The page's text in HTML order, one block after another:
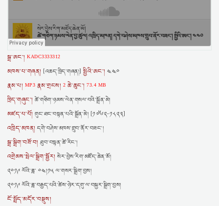
སྒྲ་ཨང་།KADC3333312
མཁས་པ་གཞན། [འཆད་ཁྲིད་གཞན།]སྤྱིའི་ཨང་། ༤༤༠
རྣམ་པ། MP3 རྣམ་གྲངས། 2 ཆེ་ཆུང་། 73.4 MB
ཁྲིད་གཞུང་། ཚེ་གཅིག་ཉམས་ལེན་གསལ་བའི་སྒྲོན་མེ།
མཛད་པ་པོ། གུང་ཐང་བསྟན་པའི་སྒྲོན་མེ། [༡༧༦༢-༡༨༢༣]
འཁྲིད་མཁན། དགེ་བཤེས་མཁས་གྲུབ་ནོར་བཟང་།
སྒྲ་སྒྲིག་བཟོ་བ། ཐུབ་བསྟན་ཚེ་རིང་།
འགྲེམས་སྤེལ་སྒྲིག་སྦྱོར། སེར་བྱེས་རིག་མཛོད་ཆེན་མོ།
༢༠༡༩ ལོའི་ཟླ་ ༠༤།༡༥ ལ་གསར་སྒྲིག་བྱས།
༢༠༡༩ ལོའི་ཟླ་བརྒྱད་པའི་ཚེས་ཉེར་དགུ་ལ་བསྐྱར་སྒྲིག་བྱས།
ངོ་སྤྲོད་མདོར་བསྡུས།